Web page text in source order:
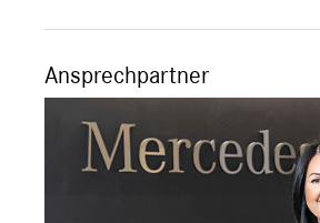
Ansprechpartner